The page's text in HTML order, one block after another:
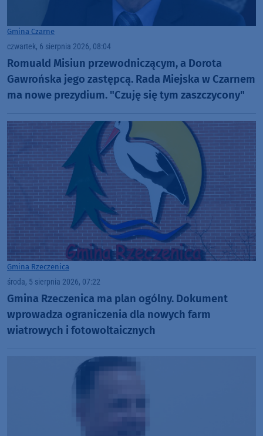
Gmina Czarne
czwartek, 6 sierpnia 2026, 08:04
Romuald Misiun przewodniczącym, a Dorota
Gawrońska jego zastępcą. Rada Miejska w Czarnem
ma nowe prezydium. "Czuję się tym zaszczycony"
Gmina Rzeczenica
środa, 5 sierpnia 2026, 07:22
Gmina Rzeczenica ma plan ogólny. Dokument
wprowadza ograniczenia dla nowych farm
wiatrowych i fotowoltaicznych